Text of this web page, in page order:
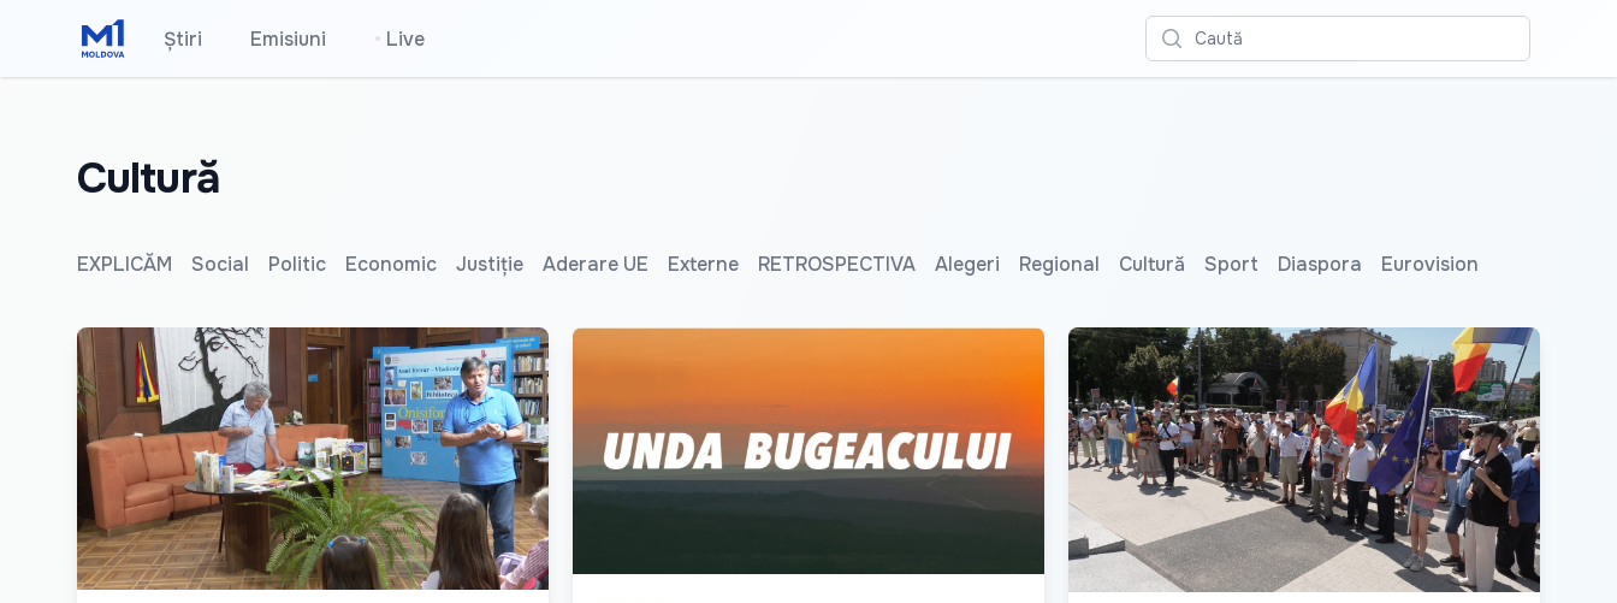
Știri Emisiuni • Live Caută
Cultură
EXPLICĂM Social Politic Economic Justiție Aderare UE Externe RETROSPECTIVA Alegeri Regional Cultură Sport Diaspora Eurovision